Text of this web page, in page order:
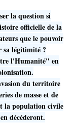
la question si
officielle de la
que le pouvoir
sa légitimité ?
l'Humanité" en
du territoire
de masse et de
la population civile
décéderont.